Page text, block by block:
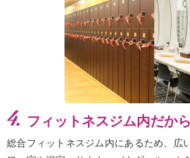
4. フィットネスジム内だか
総合フィットネスジム内にあるため、広